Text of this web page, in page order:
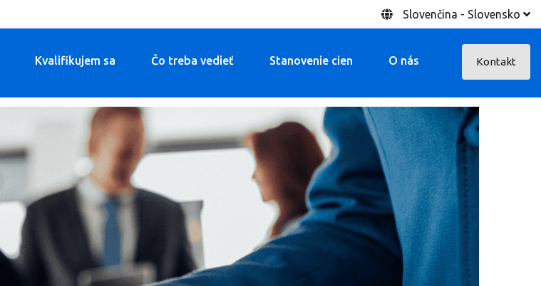
Slovenčina - Slovensko
Kvalifikujem sa Čo treba vedieť Stanovenie cien O nás Kontakt